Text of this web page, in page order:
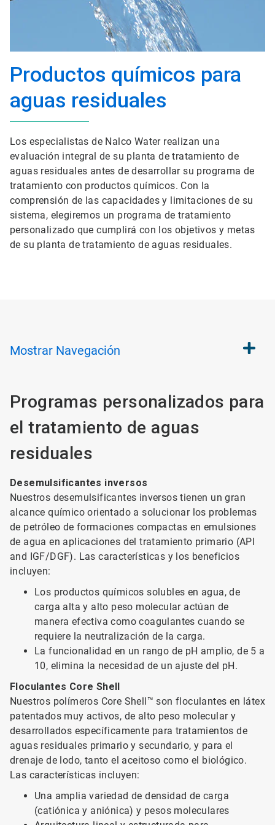
Productos químicos para
aguas residuales
Los especialistas de Nalco Water realizan una
evaluación integral de su planta de tratamiento de
aguas residuales antes de desarrollar su programa de
tratamiento con productos químicos. Con la
comprensión de las capacidades y limitaciones de su
sistema, elegiremos un programa de tratamiento
personalizado que cumplirá con los objetivos y metas
de su planta de tratamiento de aguas residuales.
Mostrar Navegación
Programas personalizados para
el tratamiento de aguas
residuales
Desemulsificantes inversos
Nuestros desemulsificantes inversos tienen un gran
alcance químico orientado a solucionar los problemas
de petróleo de formaciones compactas en emulsiones
de agua en aplicaciones del tratamiento primario (API
and IGF/DGF). Las características y los beneficios
incluyen:
Los productos químicos solubles en agua, de
carga alta y alto peso molecular actúan de
manera efectiva como coagulantes cuando se
requiere la neutralización de la carga.
La funcionalidad en un rango de pH amplio, de 5 a
10, elimina la necesidad de un ajuste del pH.
Floculantes Core Shell
Nuestros polímeros Core Shell™ son floculantes en látex
patentados muy activos, de alto peso molecular y
desarrollados específicamente para tratamientos de
aguas residuales primario y secundario, y para el
drenaje de lodo, tanto el aceitoso como el biológico.
Las características incluyen:
Una amplia variedad de densidad de carga
(catiónica y aniónica) y pesos moleculares